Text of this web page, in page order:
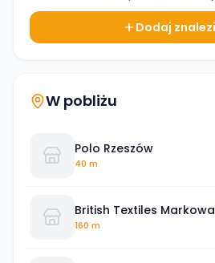
Dodaj
W pobliżu
Polo Rzeszów
40 m
British Textiles
160 m